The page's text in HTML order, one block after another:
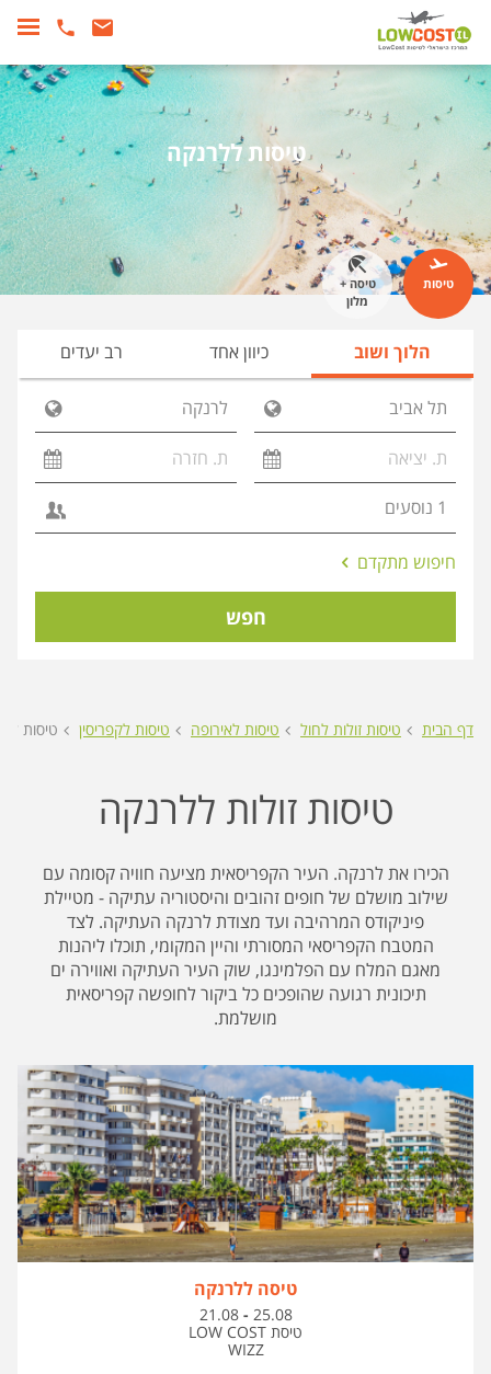
טיסות
טיסה +
מלון
טיסות ללרנקה
הלוך ושוב כיוון אחד רב יעדים
חפש
חיפוש מתקדם אפשרויות
דף הבית טיסות זולות לחול טיסות לאירופה טיסות לקפריסין טיסות
טיסות זולות ללרנקה
הכירו את לרנקה. העיר הקפריסאית מציעה חוויה קסומה עם
שילוב מושלם של חופים זהובים והיסטוריה עתיקה - מטיילת
פיניקודס המרהיבה ועד מצודת לרנקה העתיקה. לצד
המטבח הקפריסאי המסורתי והיין המקומי, תוכלו ליהנות
מאגם המלח עם הפלמינגו, שוק העיר העתיקה ואווירה ים
תיכונית רגועה שהופכים כל ביקור לחופשה קפריסאית
מושלמת.
טיסה ללרנקה
בין
התאריכים,
21.08 - 25.08
טיסת LOW COST
WIZZ